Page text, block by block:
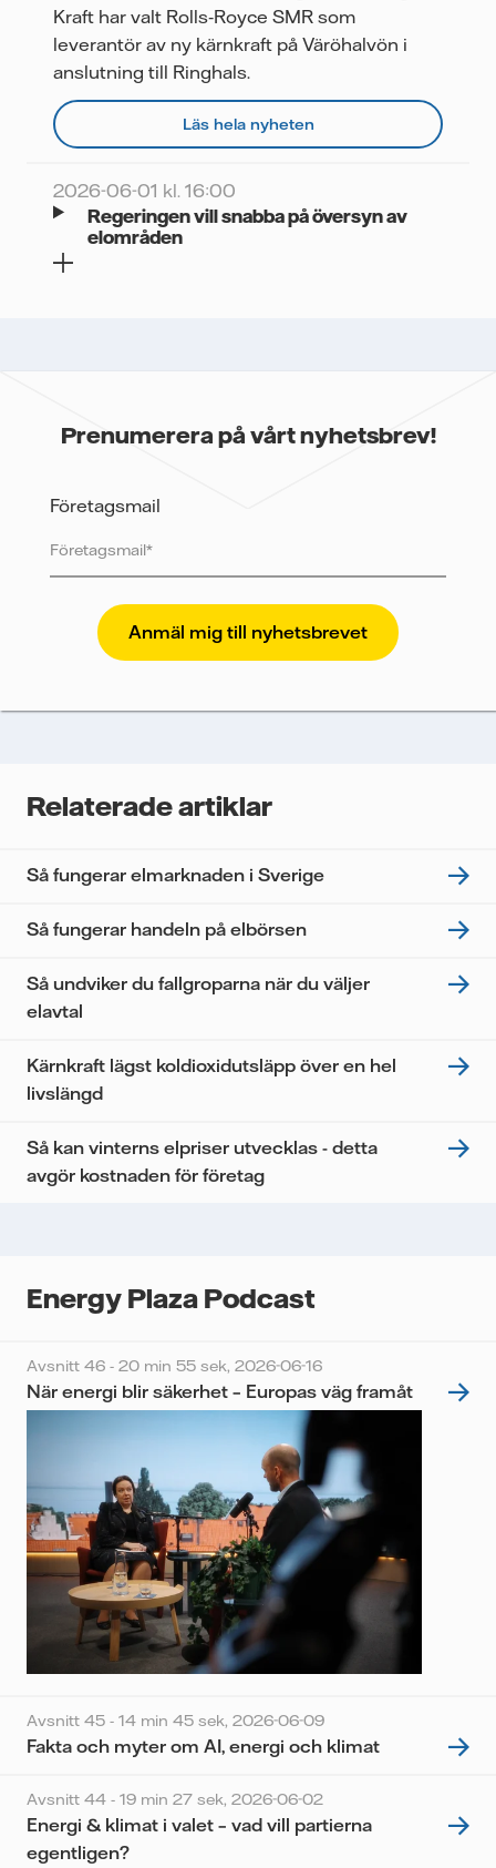
Kraft har valt Rolls‑Royce SMR som
leverantör av ny kärnkraft på Väröhalvön i
anslutning till Ringhals.
Läs hela nyheten
2026-06-01 kl. 16:00
Regeringen vill snabba på översyn av
elområden
Prenumerera på vårt nyhetsbrev!
Företagsmail
Vattenfall skyddar och respekterar din integritet. För
att Vattenfalls storföretagsförsäljning ska kunna
skicka nyhetsbrevet till dig, behöver vi dina uppgifter.
analysera deras prestanda, inklusive
tredje part, och du kan när som helst återkalla ditt
personuppgifter.
Jag samtycker till att Vattenfall behandlar mina
nyhetsbrevet.*
Relaterade artiklar
Så fungerar elmarknaden i Sverige
Så fungerar handeln på elbörsen
Så undviker du fallgroparna när du väljer
elavtal
Kärnkraft lägst koldioxidutsläpp över en hel
livslängd
Så kan vinterns elpriser utvecklas - detta
avgör kostnaden för företag
Energy Plaza Podcast
Avsnitt 46 - 20 min 55 sek, 2026-06-16
När energi blir säkerhet – Europas väg framåt
Avsnitt 45 - 14 min 45 sek, 2026-06-09
Fakta och myter om AI, energi och klimat
Avsnitt 44 - 19 min 27 sek, 2026-06-02
Energi & klimat i valet – vad vill partierna
egentligen?